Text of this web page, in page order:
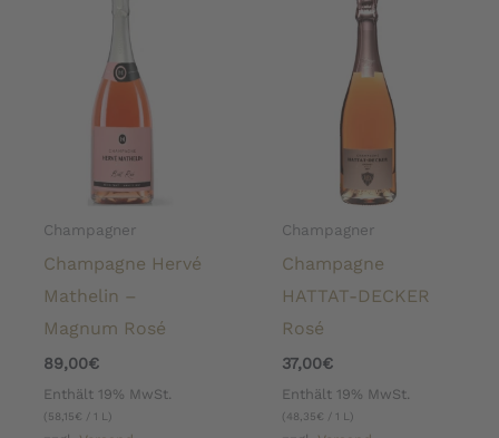
Champagner
Champagne Hervé
Mathelin –
Magnum Rosé
89,00€
Enthält 19% MwSt.
(58,15€ / 1 L)
Champagner
Champagne
HATTAT-DECKER
Rosé
37,00€
Enthält 19% MwSt.
(48,35€ / 1 L)